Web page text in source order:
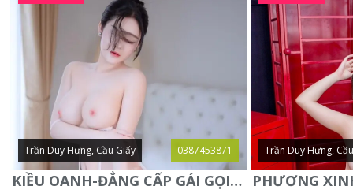
Trần Duy Hưng, Cầu Giấy 0387453871
KIỀU OANH-ĐẲNG CẤP GÁI GỌI XINH SANG-NGOAN NGOÃN
Trần Duy Hưng,